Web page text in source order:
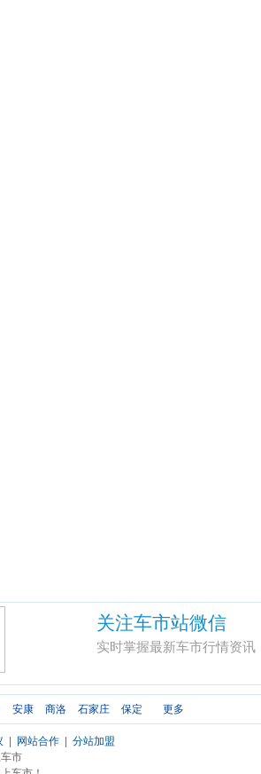
关注车市站微信
实时掌握最新车市行情资讯
安康 商洛 石家庄 保定 更多
网站合作| 分站加盟
市